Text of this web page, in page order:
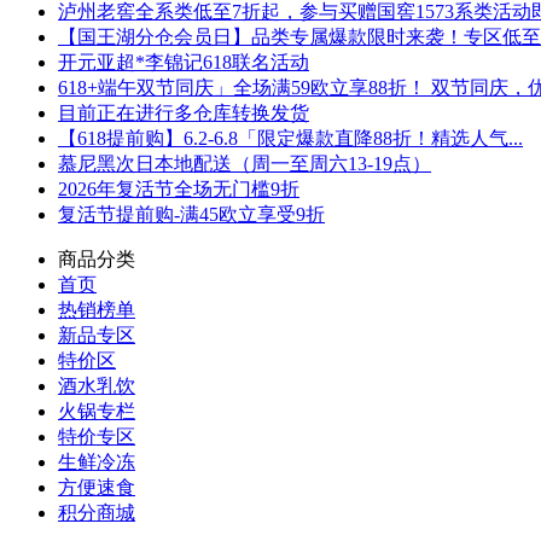
泸州老窖全系类低至7折起，参与买赠国窖1573系类活动
【国王湖分仓会员日】品类专属爆款限时来袭！专区低
开元亚超*李锦记618联名活动
618+端午双节同庆」全场满59欧立享88折！ 双节同庆，
目前正在进行多仓库转换发货
【618提前购】6.2-6.8「限定爆款直降88折！精选人气...
慕尼黑次日本地配送（周一至周六13-19点）
2026年复活节全场无门槛9折
复活节提前购-满45欧立享受9折
商品分类
首页
热销榜单
新品专区
特价区
酒水乳饮
火锅专栏
特价专区
生鲜冷冻
方便速食
积分商城